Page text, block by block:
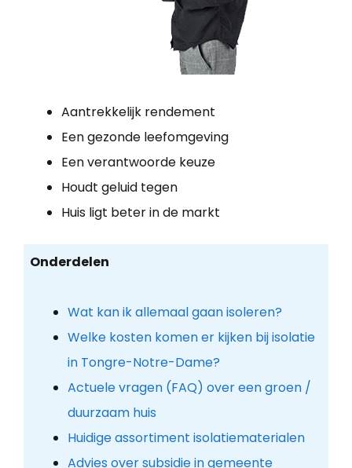
Aantrekkelijk rendement
Een gezonde leefomgeving
Een verantwoorde keuze
Houdt geluid tegen
Huis ligt beter in de markt
Onderdelen
Wat kan ik allemaal gaan isoleren?
Welke kosten komen er kijken bij isolatie
in Tongre-Notre-Dame?
Actuele vragen (FAQ) over een groen /
duurzaam huis
Huidige assortiment isolatiematerialen
Advies over subsidie in gemeente